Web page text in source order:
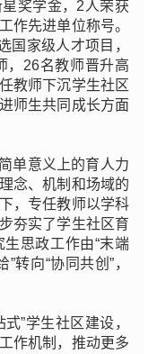
奖学金，2人荣获
作先进单位称号。
国家级人才项目，
，26名教师晋升高
教师下沉学生社区
师生共同成长方面
单意义上的育人力
念、机制和场域的
，专任教师以学科
夯实了学生社区育
思政工作由“末端
转向“协同共创”，
”学生社区建设，
作机制，推动更多